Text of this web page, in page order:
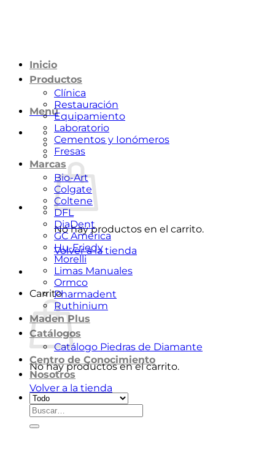
Menú
No hay productos en el carrito.
Volver a la tienda
Carrito
No hay productos en el carrito.
Volver a la tienda
Inicio
Productos
Clínica
Restauración
Equipamiento
Laboratorio
Cementos y Ionómeros
Fresas
Marcas
Bio-Art
Colgate
Coltene
DFL
DiaDent
GC América
Hu-Friedy
Morelli
Limas Manuales
Ormco
Pharmadent
Ruthinium
Maden Plus
Catálogos
Catálogo Piedras de Diamante
Centro de Conocimiento
Nosotros
Buscar
por: